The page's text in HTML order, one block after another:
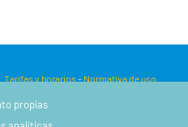
Tarifas y horarios- Normativa de uso
-
propias